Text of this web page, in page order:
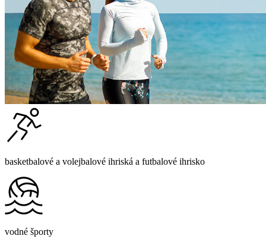
basketbalové a volejbalové ihriská a futbalové ihrisko
vodné športy